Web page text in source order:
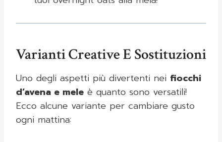
Varianti Creative E Sostituzioni
Uno degli aspetti più divertenti nei fiocchi
d’avena e mele è quanto sono versatili!
Ecco alcune variante per cambiare gusto
ogni mattina: